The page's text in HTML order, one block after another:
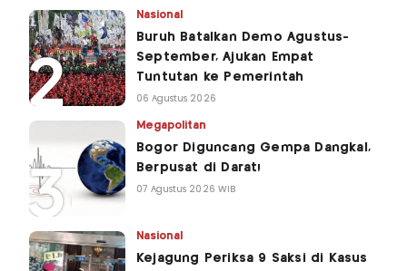
Nasional
Buruh Batalkan Demo Agustus-
September, Ajukan Empat
Tuntutan ke Pemerintah
06 Agustus 2026
Megapolitan
Bogor Diguncang Gempa Dangkal,
Berpusat di Darat!
07 Agustus 2026 WIB
Nasional
Kejagung Periksa 9 Saksi di Kasus